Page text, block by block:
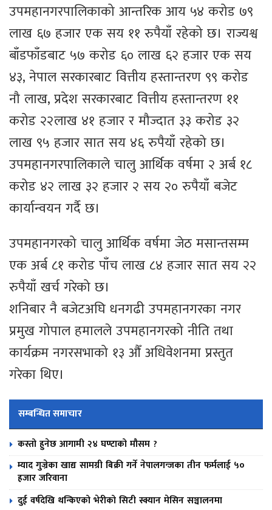
उपमहानगरपालिकाको आन्तरिक आय ५४ करोड ७९
लाख ६७ हजार एक सय ११ रुपैयाँ रहेको छ। राज्यश्व
बाँडफाँडबाट ५७ करोड ६० लाख ६२ हजार एक सय
४३, नेपाल सरकारबाट वित्तीय हस्तान्तरण ९९ करोड
नौ लाख, प्रदेश सरकारबाट वित्तीय हस्तान्तरण ११
करोड २२लाख ४१ हजार र मौज्दात ३३ करोड ३२
लाख ९५ हजार सात सय ४६ रुपैयाँ रहेको छ।
उपमहानगरपालिकाले चालु आर्थिक वर्षमा २ अर्ब १८
करोड ४२ लाख ३२ हजार २ सय २० रुपैयाँ बजेट
कार्यान्वयन गर्दै छ।
उपमहानगरको चालु आर्थिक वर्षमा जेठ मसान्तसम्म
एक अर्ब ८१ करोड पाँच लाख ८४ हजार सात सय २२
रुपैयाँ खर्च गरेको छ।
शनिबार नै बजेटअघि धनगढी उपमहानगरका नगर
प्रमुख गोपाल हमालले उपमहानगरको नीति तथा
कार्यक्रम नगरसभाको १३ औँ अधिवेशनमा प्रस्तुत
गरेका थिए।
सम्बन्धित समाचार
कस्तो हुनेछ आगामी २४ घण्टाको मौसम ?
म्याद गुज्रेका खाद्य सामग्री बिक्री गर्ने नेपालगन्जका तीन फर्मलाई ५०
हजार जरिवाना
दुई वर्षदेखि थन्किएको भेरीको सिटी स्क्यान मेसिन सञ्चालनमा